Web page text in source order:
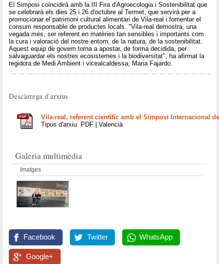
El Simposi coincidirà amb la III Fira d'Agroecologia i Sostenibilitat que
se celebrarà els dies 25 i 26 d'octubre al Termet, que servirà per a
promocionar el patrimoni cultural alimentari de Vila-real i fomentar el
consum responsable de productes locals. "Vila-real demostra, una
vegada més, ser referent en matèries tan sensibles i importants com
la cura i valoració del nostre entorn, de la natura, de la sostenibilitat.
Aquest equip de govern torna a apostar, de forma decidida, per
salvaguardar els nostres ecosistemes i la biodiversitat", ha afirmat la
regidora de Medi Ambient i vicealcaldessa, Maria Fajardo.
Descàrrega d’arxius
Vila-real, referent científic amb el Simposi Internacional
Tipus d'arxiu: PDF | Valencià
Galeria multimèdia
Imatges
Facebook Twitter WhatsApp
Google+